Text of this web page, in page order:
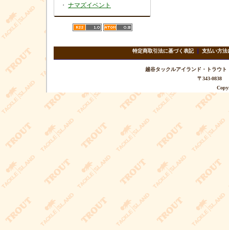
・ ナマズイベント
特定商取引法に基づく表記｜ 支払い方法
越谷タックルアイランド・トラ
〒343-0838